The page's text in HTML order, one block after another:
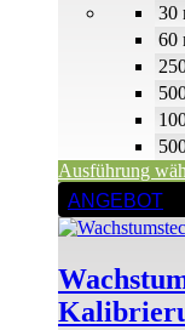
30
60
Ausführung
ANGEBOT